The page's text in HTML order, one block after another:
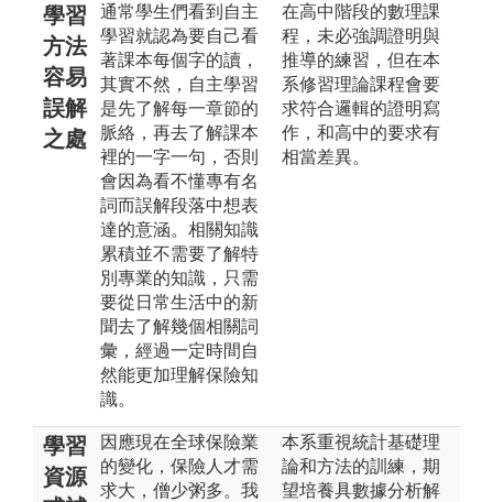
學習
方法
容易
誤解
之處
通常學生們看到自主
學習就認為要自己看
著課本每個字的讀，
其實不然，自主學習
是先了解每一章節的
脈絡，再去了解課本
裡的一字一句，否則
會因為看不懂專有名
詞而誤解段落中想表
達的意涵。相關知識
累積並不需要了解特
別專業的知識，只需
要從日常生活中的新
聞去了解幾個相關詞
彙，經過一定時間自
然能更加理解保險知
識。
在高中階段的數理課
程，未必強調證明與
推導的練習，但在本
系修習理論課程會要
求符合邏輯的證明寫
作，和高中的要求有
相當差異。
學習
資源
因應現在全球保險業
的變化，保險人才需
求大，僧少粥多。我
本系重視統計基礎理
論和方法的訓練，期
望培養具數據分析解